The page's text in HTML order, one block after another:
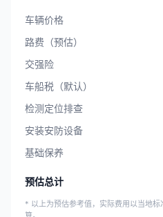
车辆价格
路费（预估）
交强险
车船税（默认）
检测定位排查
安装安防设备
基础保养
预估总计
* 以上为预估参考值，实际费用以当地